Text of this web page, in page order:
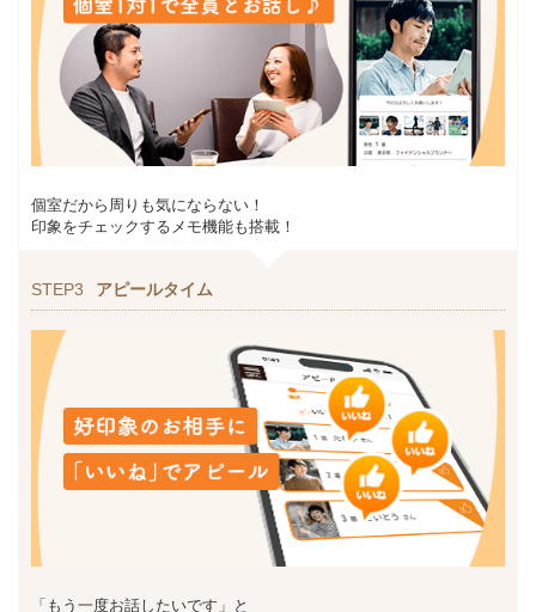
個室だから周りも気にならない！
印象をチェックするメモ機能も搭載！
STEP3 アピールタイム
「もう一度お話したいです」と